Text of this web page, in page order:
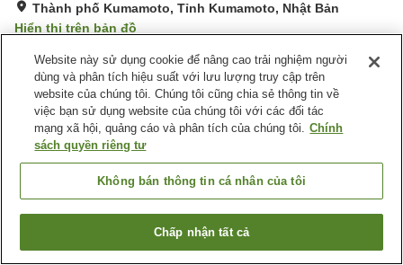
Thành phố Kumamoto, Tỉnh Kumamoto, Nhật Bản
Hiển thị trên bản đồ
Rất tốt Đánh giá:466 lượt
Tiện nghi chỗ nghỉ
Bãi đỗ xe
Nhà hàng
Máy bán hàng tự động
Trang chủ Nhật Bản Tỉnh Kumamoto
Thành phố Kumamoto
Mitsui Garden Hotel Kumamoto
Tìm phòng trống
Website này sử dụng cookie để nâng cao trải nghiệm người
dùng và phân tích hiệu suất với lưu lượng truy cập trên
website của chúng tôi. Chúng tôi cũng chia sẻ thông tin về
việc bạn sử dụng website của chúng tôi với các đối tác
mạng xã hội, quảng cáo và phân tích của chúng tôi. Chính
sách quyền riêng tư
Không bán thông tin cá nhân của tôi
Chấp nhận tất cả